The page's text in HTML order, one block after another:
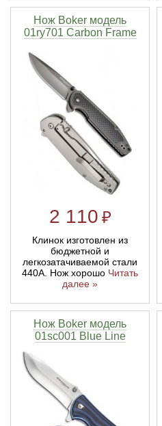
Нож Boker модель
01ry701 Carbon Frame
2 110 ₽
Клинок изготовлен из
бюджетной и
легкозатачиваемой стали
440А. Нож хорошо Читать
далее »
Нож Boker модель
01sc001 Blue Line